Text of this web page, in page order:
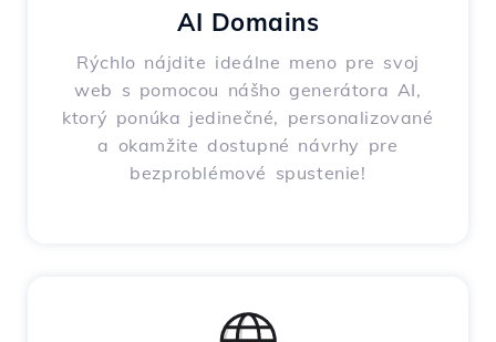
AI Domains
Rýchlo nájdite ideálne meno pre svoj
web s pomocou nášho generátora AI,
ktorý ponúka jedinečné, personalizované
a okamžite dostupné návrhy pre
bezproblémové spustenie!